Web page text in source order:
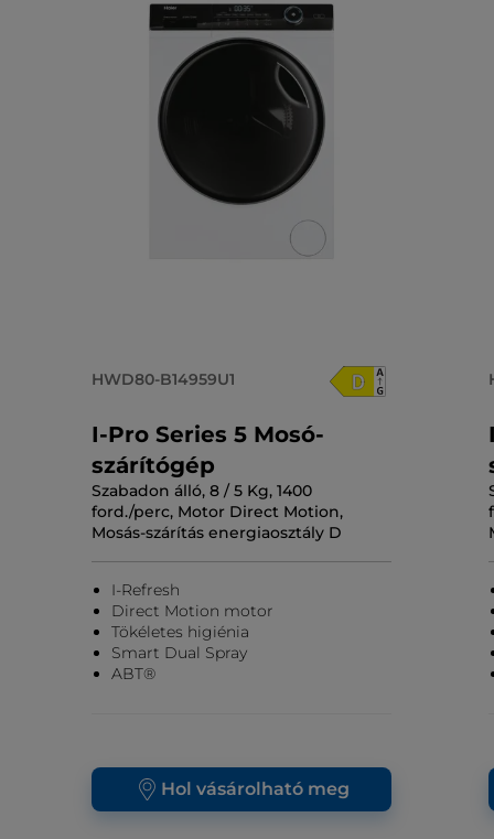
HWD80-B14959U1
I-Pro Series 5 Mosó-
szárítógép
Szabadon álló, 8 / 5 Kg, 1400
ford./perc, Motor Direct Motion,
Mosás-szárítás energiaosztály D
I-Refresh
Direct Motion motor
Tökéletes higiénia
Smart Dual Spray
ABT®
Hol vásárolható meg